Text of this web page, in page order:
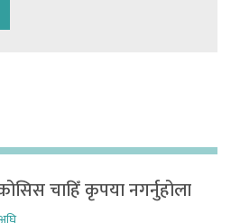
चाहिँ कृपया नगर्नुहोला